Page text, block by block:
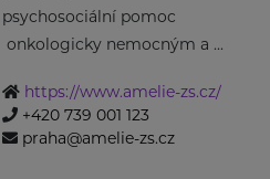
psychosociální pomoc
onkologicky nemocným a ...
https://www.amelie-zs.cz/
+420 739 001 123
praha@amelie-zs.cz